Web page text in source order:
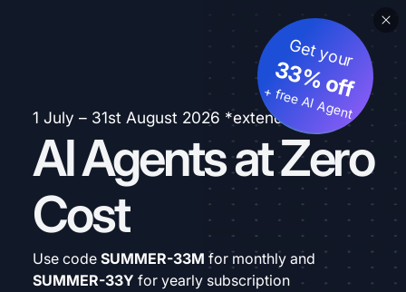
1 July – 31st August 2026 *extended
AI Agents at Zero
Cost
Get your
33% off
+ free AI Agent
Use code SUMMER-33M for monthly and
SUMMER-33Y for yearly subscription